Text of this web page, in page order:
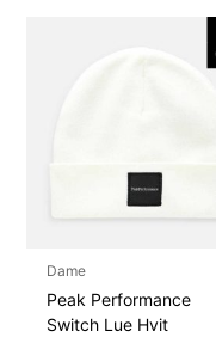
Dame
Peak Performance
Switch Lue Hvit